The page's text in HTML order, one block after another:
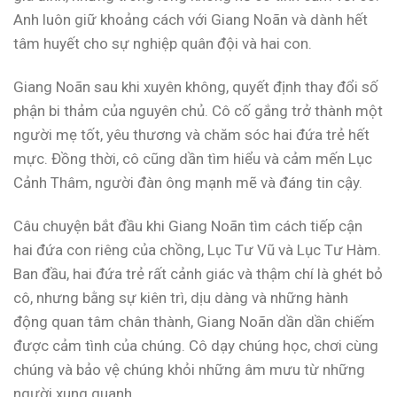
Anh luôn giữ khoảng cách với Giang Noãn và dành hết
tâm huyết cho sự nghiệp quân đội và hai con.
Giang Noãn sau khi xuyên không, quyết định thay đổi số
phận bi thảm của nguyên chủ. Cô cố gắng trở thành một
người mẹ tốt, yêu thương và chăm sóc hai đứa trẻ hết
mực. Đồng thời, cô cũng dần tìm hiểu và cảm mến Lục
Cảnh Thâm, người đàn ông mạnh mẽ và đáng tin cậy.
Câu chuyện bắt đầu khi Giang Noãn tìm cách tiếp cận
hai đứa con riêng của chồng, Lục Tư Vũ và Lục Tư Hàm.
Ban đầu, hai đứa trẻ rất cảnh giác và thậm chí là ghét bỏ
cô, nhưng bằng sự kiên trì, dịu dàng và những hành
động quan tâm chân thành, Giang Noãn dần dần chiếm
được cảm tình của chúng. Cô dạy chúng học, chơi cùng
chúng và bảo vệ chúng khỏi những âm mưu từ những
người xung quanh.